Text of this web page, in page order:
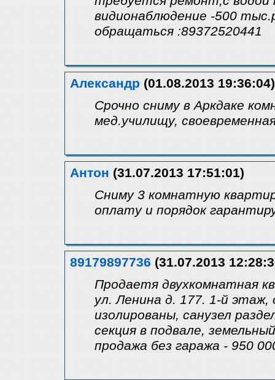
видионаблюдение -500
обращаться :89372520441
Александр (01.08.2013 19:36:04)
Срочно сниму в Аркдаке
мед.училищу,
Антон (31.07.2013 17:51:01)
Сниму 3 комнатную
оплату и порядок
89179897736 (31.07.2013
Продаетя двухкомнатная
ул. Ленина д. 177. 1-й
изолированы, санузел
секция в подвале,
продажа без гаража - 950